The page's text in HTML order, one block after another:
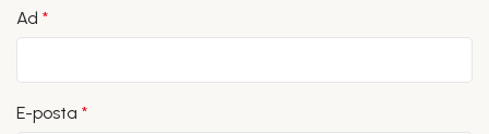
Ad *
E-posta *